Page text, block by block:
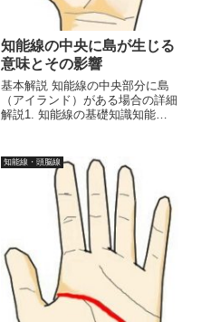
知能線の中央に島が生じる
意味とその影響
基本解説 知能線の中央部分に島
（アイランド）がある場合の詳細
解説1. 知能線の基礎知識知能線
は、手のひらの中央から伸び、通
常は人差し指と中指の間に向かっ
て伸びることが多いです。知能...
知能線・頭脳線